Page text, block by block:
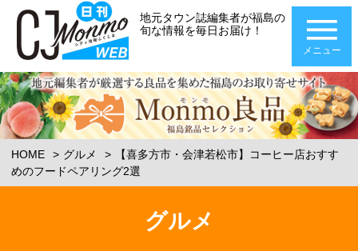
地元タウン誌編集者が福島の
旬な情報を毎日お届け！
メニュー
HOME グルメ
【喜多方市・会津若松市】コーヒー店おすす
めのフードペアリング2選
グルメ